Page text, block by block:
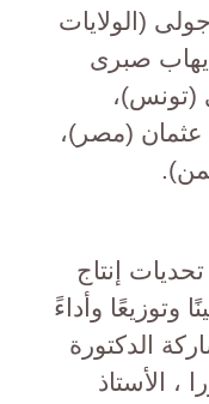
(الولايات
صبرى
(تونس)،
عثمان (مصر)،
إنتاج
وتوزيعًا وأداءً
الدكتورة
، الأستاذ